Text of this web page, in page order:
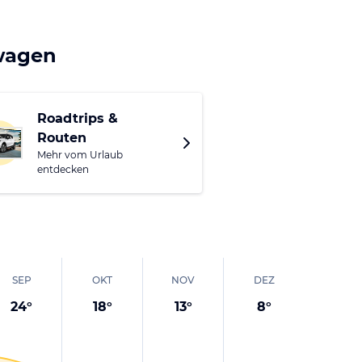
Kap Kaliakra
zu den
verkehrt eine
Roadtrips &
Routen
Mehr vom Urlaub
entdecken
SEP
24°
OKT
18°
NOV
13°
DEZ
8°